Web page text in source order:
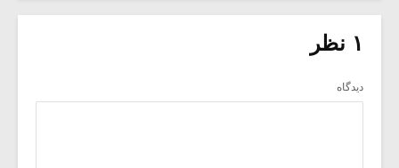
۱ نظر
دیدگاه